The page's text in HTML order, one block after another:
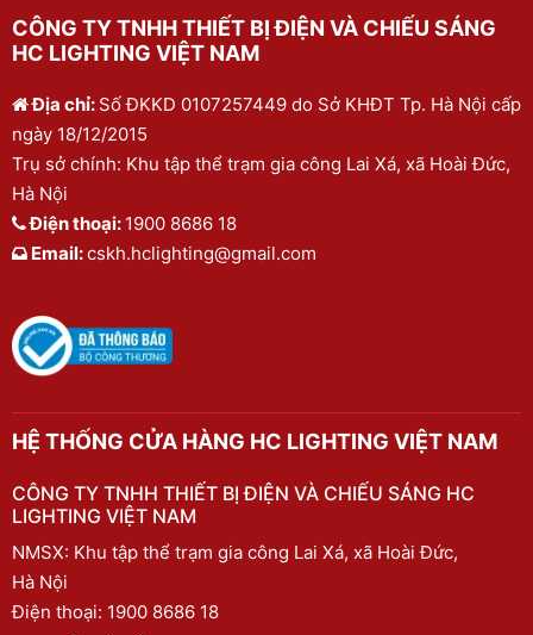
CÔNG TY TNHH THIẾT BỊ ĐIỆN VÀ CHIẾU SÁNG
HC LIGHTING VIỆT NAM
Địa chỉ: Số ĐKKD 0107257449 do Sở KHĐT Tp. Hà Nội cấp
ngày 18/12/2015
Trụ sở chính: Khu tập thể trạm gia công Lai Xá, xã Hoài Đức,
Hà Nội
Điện thoại: 1900 8686 18
Email:cskh.hclighting@gmail.com
HỆ THỐNG CỬA HÀNG HC LIGHTING VIỆT NAM
CÔNG TY TNHH THIẾT BỊ ĐIỆN VÀ CHIẾU SÁNG HC
LIGHTING VIỆT NAM
NMSX: Khu tập thể trạm gia công Lai Xá, xã Hoài Đức,
Hà Nội
Điện thoại: 1900 8686 18